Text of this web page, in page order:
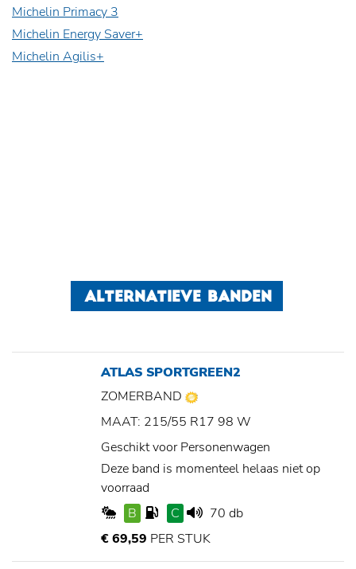
Michelin Primacy 3
Michelin Energy Saver+
Michelin Agilis+
ALTERNATIEVE BANDEN
ATLAS SPORTGREEN2
ZOMERBAND
MAAT: 215/55 R17 98 W
Geschikt voor Personenwagen
Deze band is momenteel helaas niet op
voorraad
B
C
70 db
€ 69,59 PER STUK